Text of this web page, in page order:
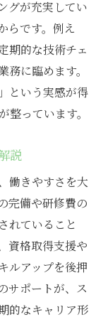
グが充実してい
らです。例え
期的な技術チェ
に臨めます。
という実感が得
っています。
説
働きやすさを大
完備や研修費の
れていること
資格取得支援や
ルアップを後押
サポートが、ス
的なキャリア形